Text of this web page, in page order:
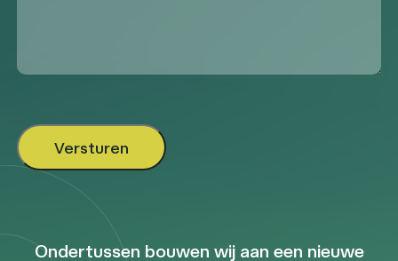
Ondertussen bouwen wij aan een nieuwe